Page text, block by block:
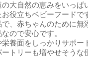
大自然の恵みをいっぱ
役立ちベビーフードで
、赤ちゃんのために無
ので安心です。
養面をしっかりサポー
トリーも増やせそうな